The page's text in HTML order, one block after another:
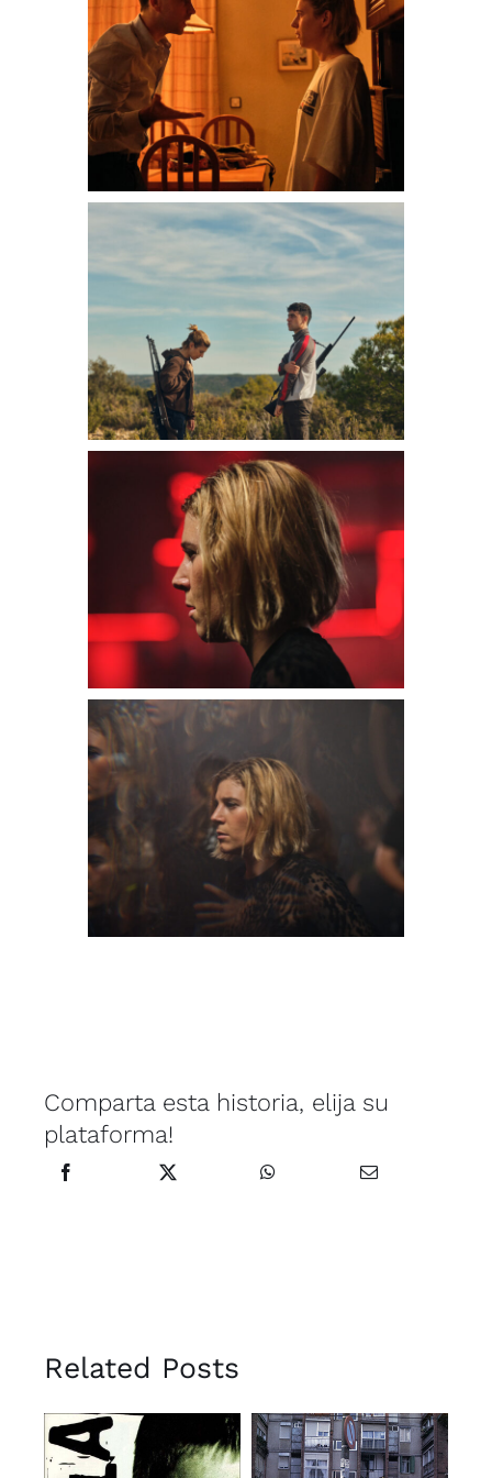
Comparta esta historia, elija su
plataforma!
Related Posts